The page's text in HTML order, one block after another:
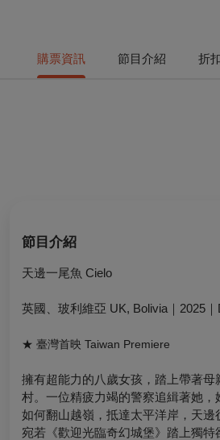
購票資訊 節目介紹 折
節目介紹
天邊一尾魚 Cielo
英國、玻利維亞 UK, Bolivia｜2025
★ 臺灣首映 Taiwan Premiere
擁有超能力的八歲女孩，踏上帶著
村。一位精疲力竭的警察追緝著她
如何翻山越嶺，抵達太平洋岸，天
宛若《歡迎光臨奇幻城堡》踏上獨